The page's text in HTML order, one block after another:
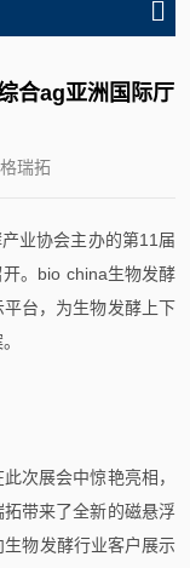
合ag亚洲国际厅
瑞拓
业协会主办的第11届
开。bio china生物发酵
台，为生物发酵上下
次展会中惊艳亮相，
带来了全新的磁悬浮
物发酵行业客户展示